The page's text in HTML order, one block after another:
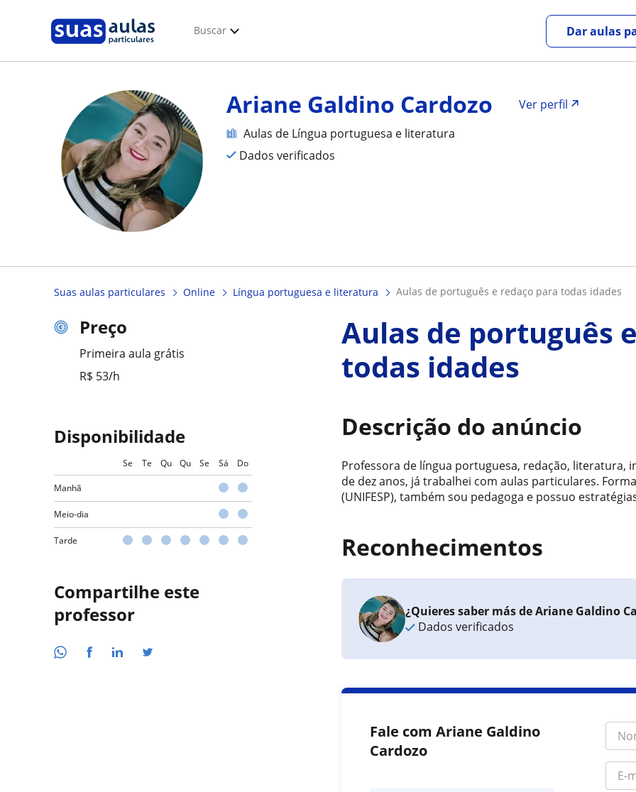
Buscar Dar aulas
Ariane Galdino Cardozo
Ver perfil
Aulas de Língua portuguesa e literatura
Dados verificados
Suas aulas particulares Online Língua portuguesa e literatura aulas de português e redaço para todas idades
Preço
Primeira aula grátis
R$ 53/h
Disponibilidade
Se Te Qu Qu Se Sá Do
Manhã
Meio-dia
Tarde
Compartilhe este
professor
Aulas de português
todas idades
Descrição do anúncio
Professora de língua portuguesa, redação, literatura,
de dez anos, já trabalhei com aulas particulares.
(UNIFESP), também sou pedagoga e possuo
Reconhecimentos
¿Quieres saber más de Ariane Galdino
Dados verificados
Fale com Ariane Galdino
Cardozo